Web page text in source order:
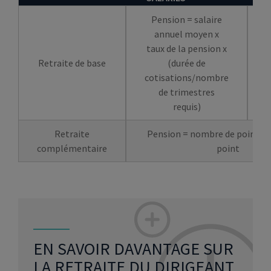
Retraite de base
Pension = salaire
annuel moyen x
taux de la pension x
(durée de
cotisations/nombre
de trimestres
requis)
Retraite
complémentaire
Pension = nombre de points
point
EN SAVOIR DAVANTAGE SUR
LA RETRAITE DU DIRIGEANT